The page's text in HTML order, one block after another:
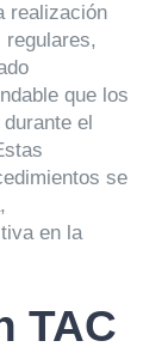
realización
regulares,
que los
el
se
en la
TAC